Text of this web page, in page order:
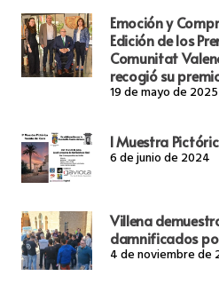
Emoción y
Edición de los
Comunitat
recogió su
19 de mayo de 2025
I Muestra
6 de junio de 2024
Villena
damnificados
4 de noviembre de